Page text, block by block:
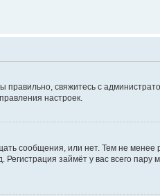
правильно, свяжитесь с
настроек.
сообщения, или нет. Тем не
займёт у вас всего пару